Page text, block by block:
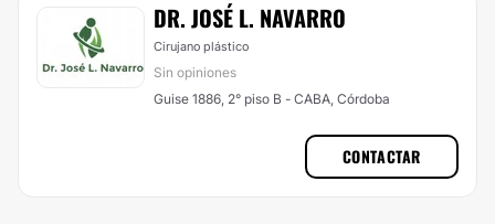
DR. JOSÉ L. NAVARRO
Cirujano plástico
Sin opiniones
Guise 1886, 2° piso B - CABA, Córdoba
CONTACTAR